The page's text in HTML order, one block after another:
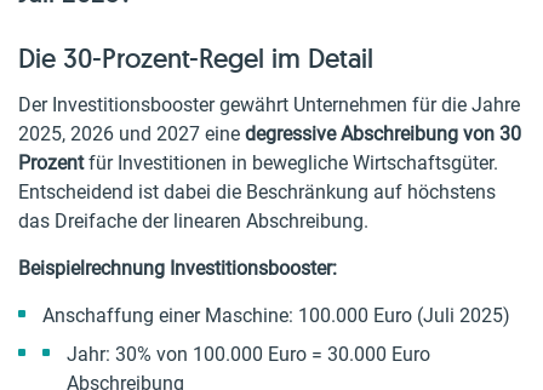
Die 30-Prozent-Regel im Detail
Der Investitionsbooster gewährt Unternehmen für die Jahre
2025, 2026 und 2027 eine degressive Abschreibung von 30
Prozentfür Investitionen in bewegliche Wirtschaftsgüter.
Entscheidend ist dabei die Beschränkung auf höchstens
das Dreifache der linearen Abschreibung.
Beispielrechnung Investitionsbooster:
Anschaffung einer Maschine: 100.000 Euro (Juli 2025)
Jahr: 30% von 100.000 Euro = 30.000 Euro
Abschreibung